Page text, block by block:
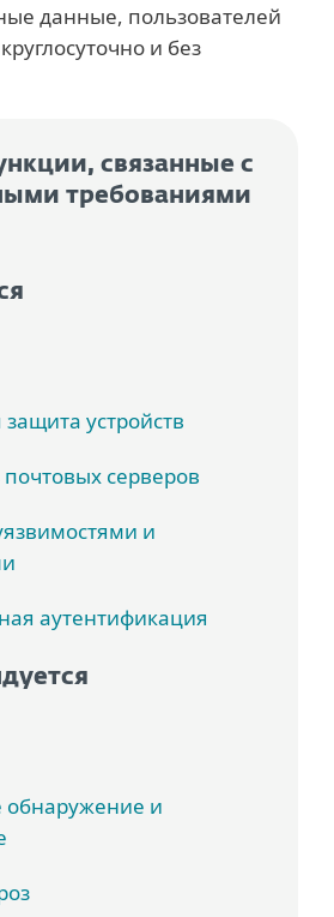
данные, пользователей
и без
связанные с
требованиями
устройств
почтовых серверов
и
аутентификация
и